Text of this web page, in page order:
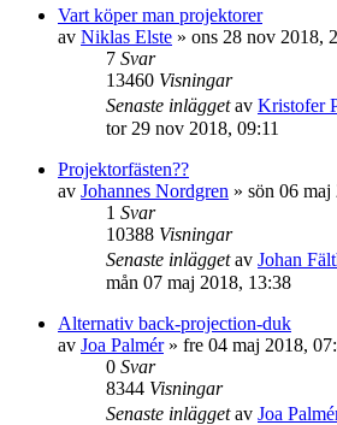
Vart köper man projektorer
av Niklas Elste » ons 28 nov 2018,
7 Svar
13460 Visningar
Senaste inläggetav Kristofer
tor 29 nov 2018, 09:11
Projektorfästen??
av Johannes Nordgren » sön 06 maj
1 Svar
10388 Visningar
Senaste inläggetav Johan
mån 07 maj 2018, 13:38
Alternativ back-projection-duk
av Joa Palmér» fre 04 maj 2018,
0 Svar
8344 Visningar
Senaste inläggetav Joa